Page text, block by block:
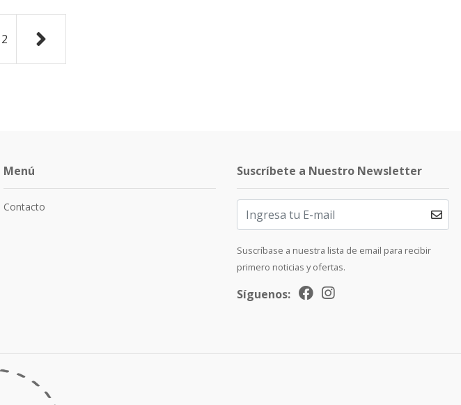
2
Menú
Contacto
Suscríbete a Nuestro Newsletter
Suscríbase a nuestra lista de email para recibir
primero noticias y ofertas.
Síguenos: